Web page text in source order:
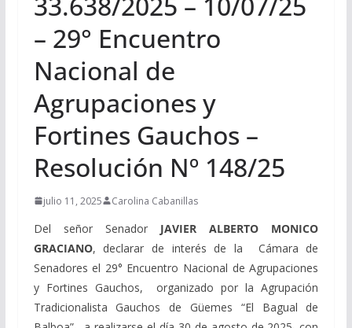
– 29° Encuentro
Nacional de
Agrupaciones y
Fortines Gauchos –
Resolución Nº 148/25
julio 11, 2025 Carolina Cabanillas
Del señor Senador JAVIER ALBERTO MONICO
GRACIANO, declarar de interés de la Cámara de
Senadores el 29° Encuentro Nacional de Agrupaciones
y Fortines Gauchos, organizado por la Agrupación
Tradicionalista Gauchos de Güemes “El Bagual de